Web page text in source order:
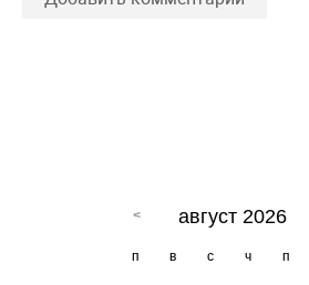
август 2026
п в с ч п